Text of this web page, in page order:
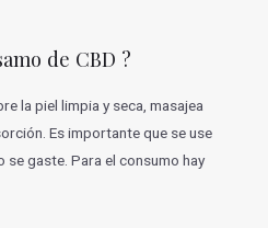
de CBD ?
la piel limpia y seca, masajea
Es importante que se use
gaste. Para el consumo hay